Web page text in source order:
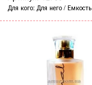
Для кого Для него